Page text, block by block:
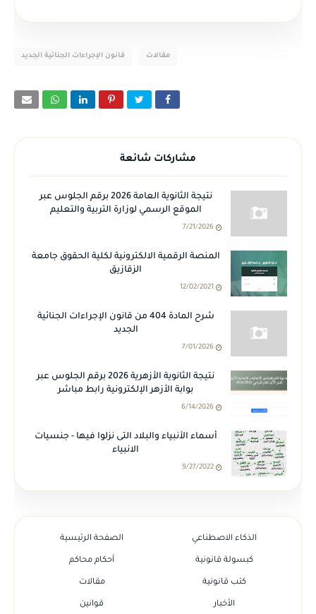
قانون الإجراءات الجنائية الجديد مقالات
مشاركات شائعة
نتيجة الثانوية العامة 2026 برقم الجلوس عبر
الموقع الرسمي لوزارة التربية والتعليم
7/21/2026
المنصة الرقمية الالكترونية لكلية الحقوق جامعة
الزقازيق
12/02/2021
شرح المادة 404 من قانون الإجراءات الجنائية
الجديد
7/01/2026
نتيجة الثانوية الأزهرية 2026 برقم الجلوس عبر
بوابة الأزهر الإلكترونية رابط مباشر
6/14/2026
أسماء الأنبياء والبلاد التى نزلوا فيها - جنسيات
الانبياء
9/27/2022
الصفحة الرئيسية الذكاء الاصطناعي
أحكام محاكم كبسولة قانونية
مقالات كتب قانونية
قوانين الأخبار